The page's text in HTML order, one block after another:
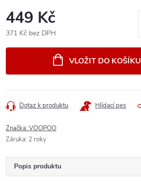
449 Kč
371 Kč bez DPH
VLOŽIT DO KOŠÍKU
Dotaz k produktu Hlídací pes
Značka:VOOPOO
Záruka: 2 roky
Popis produktu